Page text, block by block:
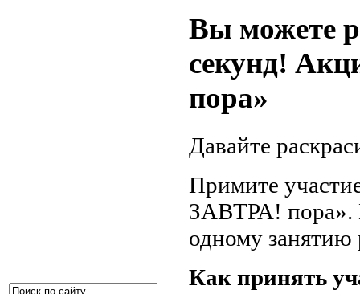
Вы можете
секунд!
пора»
Давайте
Примите
ЗАВТРА! пора».
одному занятию
Как принять